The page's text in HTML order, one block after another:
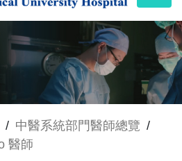
/ 中醫系統部門醫師總覽 /
醫師